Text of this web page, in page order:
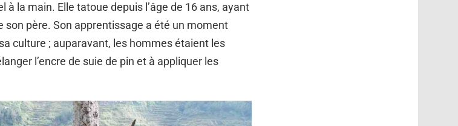
à la main. Elle tatoue depuis l’âge de 16 ans, ayant
père. Son apprentissage a été un moment
culture ; auparavant, les hommes étaient les
l’encre de suie de pin et à appliquer les